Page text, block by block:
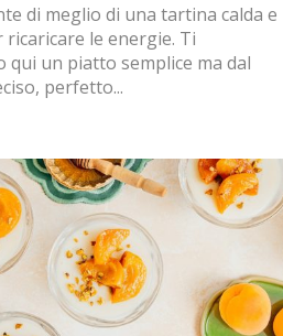
di meglio di una tartina calda e
le energie. Ti
qui un piatto semplice ma dal
perfetto...